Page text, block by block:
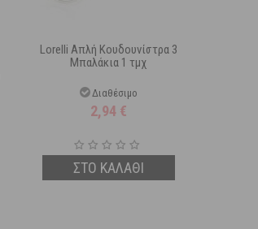
Lorelli Απλή Κουδουνίστρα 3
Μπαλάκια 1 τμχ
Διαθέσιμο
2,94 €
ΣΤΟ ΚΑΛΑΘΙ